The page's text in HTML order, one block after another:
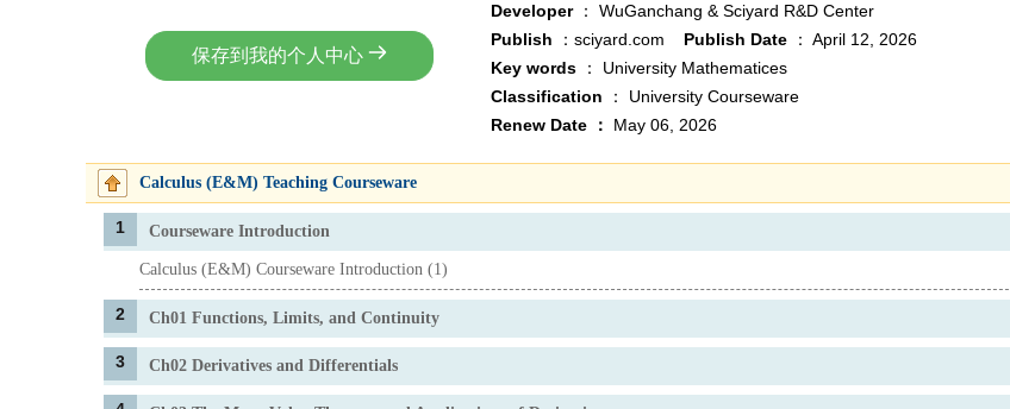
保存到我的个人中心
Developer ： WuGanchang & Sciyard R&D Center
Publish
：sciyard.com Publish Date ： April 12, 2026
Key words
： University Mathematices
Classification
： University Courseware
Renew Date ： May 06, 2026
Calculus (E&M) Teaching Courseware
1 Courseware Introduction
Calculus (E&M) Courseware Introduction (1)
2 Ch01 Functions, Limits, and Continuity
3 Ch02 Derivatives and Differentials